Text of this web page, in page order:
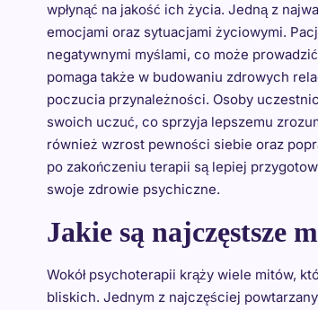
wpłynąć na jakość ich życia. Jedną z
emocjami oraz sytuacjami życiowymi.
negatywnymi myślami, co może
pomaga także w budowaniu zdrowych
poczucia przynależności. Osoby
swoich uczuć, co sprzyja lepszemu
również wzrost pewności siebie oraz
po zakończeniu terapii są lepiej
swoje zdrowie psychiczne.
Jakie są najczęstsze
Wokół psychoterapii krąży wiele mitów,
bliskich. Jednym z najczęściej